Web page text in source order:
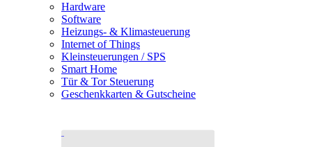
Hardware
Software
Heizungs- & Klimasteuerung
Internet of Things
Kleinsteuerungen / SPS
Smart Home
Tür & Tor Steuerung
Geschenkkarten & Gutscheine